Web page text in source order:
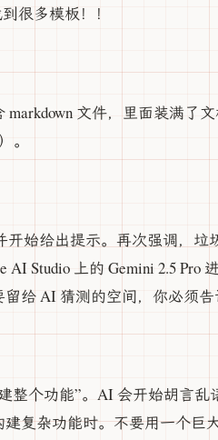
很多模板！！
文件，里面装满了
。
开始给出提示。再次强调，
AI Studio 上的 Gemini 2.5
给 AI 猜测的空间，你必须告
整个功能”。AI 会开始胡言
复杂功能时。不要用一个巨